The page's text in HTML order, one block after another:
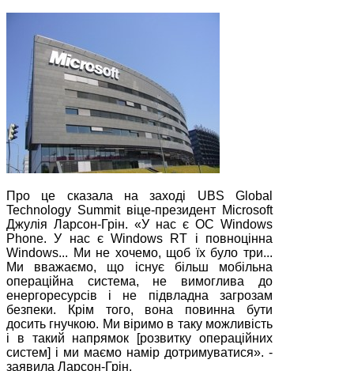
Про це сказала на заході UBS Global
Technology Summit віце-президент Microsoft
Джулія Ларсон-Грін. «У нас є ОС Windows
Phone. У нас є Windows RT і повноцінна
Windows... Ми не хочемо, щоб їх було три...
Ми вважаємо, що існує більш мобільна
операційна система, не вимоглива до
енергоресурсів і не підвладна загрозам
безпеки. Крім того, вона повинна бути
досить гнучкою. Ми віримо в таку можливість
і в такий напрямок [розвитку операційних
систем] і ми маємо намір дотримуватися». -
заявила Ларсон-Грін.